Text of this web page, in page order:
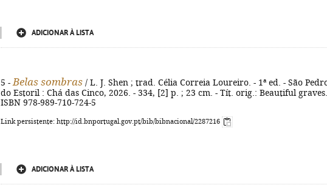
ADICIONAR À LISTA
5 - Belas sombras / L. J. Shen ; trad. Célia Correia Loureiro. - 1ª ed. - São
do Estoril : Chá das Cinco, 2026. - 334, [2] p. ; 23 cm. - Tít. orig.: Beautiful
ISBN 978-989-710-724-5
Link persistente: http://id.bnportugal.gov.pt/bib/bibnacional/2287216
ADICIONAR À LISTA